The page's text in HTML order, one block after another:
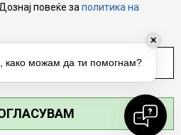
во секој момент.
. СИТЕ ПРАВА ЗАДРЖАНИ.
повеќе за политика на
ПОСТАВУВАЊА
✕
како можам да ти помогнам?